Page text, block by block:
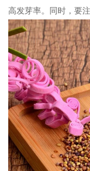
高发芽率。同时，要